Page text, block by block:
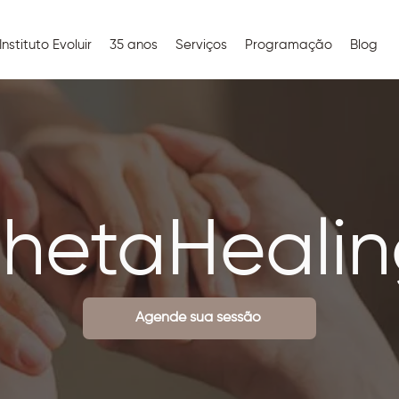
Evoluir 35 anos Serviços Programação Blog
Agende sua sessão